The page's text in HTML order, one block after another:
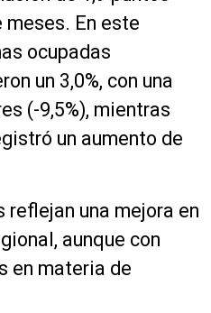
meses. En este
ocupadas
un 3,0%, con una
(-9,5%), mientras
un aumento de
reflejan una mejora en
aunque con
en materia de